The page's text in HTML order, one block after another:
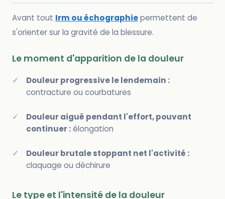
Avant tout Irm ou échographiepermettent de
s'orienter sur la gravité de la blessure.
Le moment d'apparition de la douleur
Douleur progressive le lendemain :
contracture ou courbatures
Douleur aiguë pendant l'effort, pouvant
continuer :élongation
Douleur brutale stoppant net l'activité :
claquage ou déchirure
Le type et l'intensité de la douleur